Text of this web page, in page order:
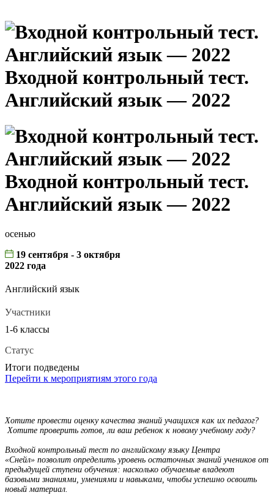
Входной контрольный тест.
Английский язык — 2022
Входной контрольный тест.
Английский язык — 2022
осенью
19 сентября - 3 октября
2022 года
Английский язык
Участники
1-6 классы
Статус
Итоги подведены
Перейти к мероприятиям этого года
Хотите провести оценку качества знаний учащихся как их педагог?​
Хотите проверить готов, ли ваш ребенок к новому учебному году?
Входной контрольный тест по английскому языку Центра
«Снейл» позволит определить уровень остаточных знаний учеников от
предыдущей ступени обучения: насколько обучаемые владеют
базовыми знаниями, умениями и навыками, чтобы успешно освоить
новый материал.